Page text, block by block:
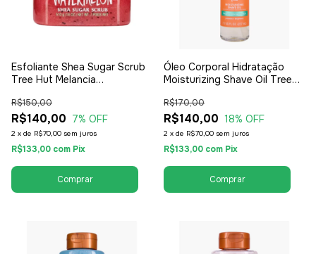
Esfoliante Shea Sugar Scrub
Tree Hut Melancia
R$140,00
R$150,00
7% OFF
2 x de R$70,00 sem juros
R$133,00 com Pix
Óleo Corporal Hidratação
Moisturizing Shave Oil Tree
177ml - Feminino
R$140,00
R$170,00
18% OFF
2 x de R$70,00 sem juros
R$133,00 com Pix